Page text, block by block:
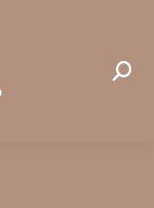
Cerca: